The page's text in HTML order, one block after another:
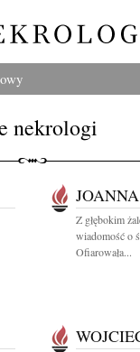
nekrologi
Z głębokim
wiadomość o
Ofiarowała...